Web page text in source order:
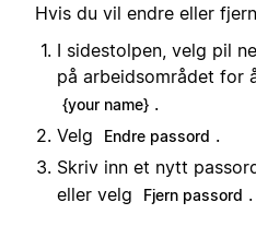
Hvis du vil endre eller
I sidestolpen, velg pil
på arbeidsområdet for
{your name} .
Velg
Endre passord .
Skriv inn et nytt
eller velg
Fjern passord .